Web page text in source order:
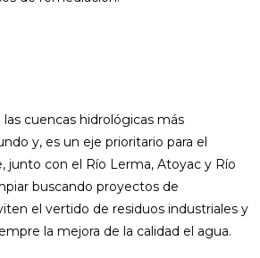
cuencas hidrológicas más
y, es un eje prioritario para el
junto con el Río Lerma, Atoyac y Río
buscando proyectos de
el vertido de residuos industriales y
la mejora de la calidad el agua.